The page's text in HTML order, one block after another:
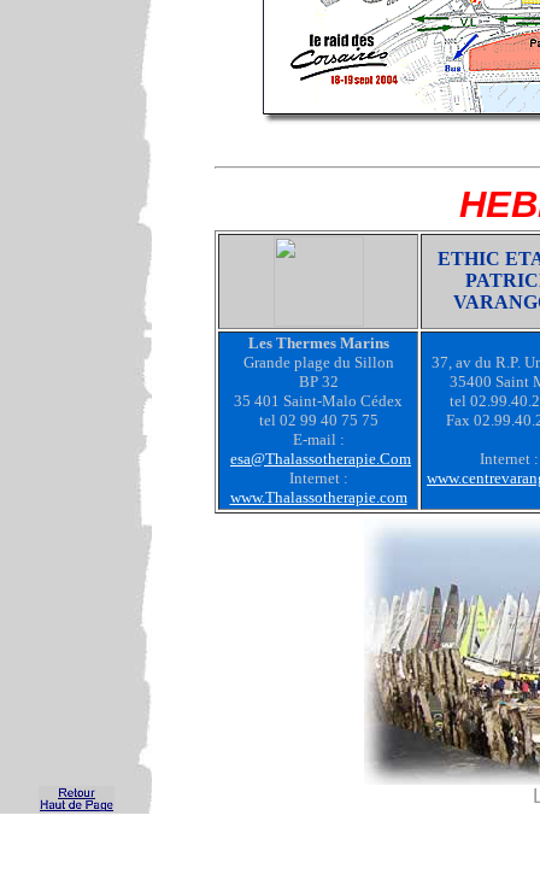
ETHIC
Les Thermes Marins
Grande plage du Sillon
BP 32
35 401 Saint-Malo Cédex
tel 02 99 40 75 75
E-mail :
esa@Thalassotherapie.Com
Internet :
www.Thalassotherapie.com
37, av du R.P.
35400 Saint
tel
Fax
Internet :